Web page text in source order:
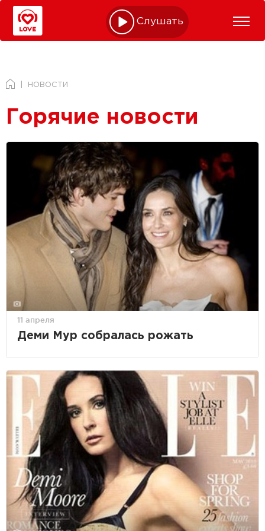
Слушать online
НОВОСТИ
Горячие новости
11 апреля
Деми Мур собралась рожать